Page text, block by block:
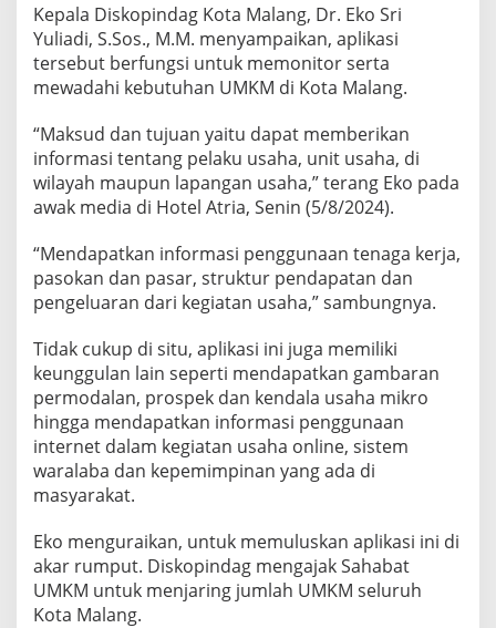
t
a
a
l
a
n
N
a
i
K
e
l
a
Kepala Diskopindag Kota Malang, Dr. Eko Sri
Yuliadi, S.Sos., M.M. menyampaikan, aplikasi
tersebut berfungsi untuk memonitor serta
mewadahi kebutuhan UMKM di Kota Malang.
“Maksud dan tujuan yaitu dapat memberikan
informasi tentang pelaku usaha, unit usaha, di
wilayah maupun lapangan usaha,” terang Eko pada
awak media di Hotel Atria, Senin (5/8/2024).
“Mendapatkan informasi penggunaan tenaga kerja,
pasokan dan pasar, struktur pendapatan dan
pengeluaran dari kegiatan usaha,” sambungnya.
Tidak cukup di situ, aplikasi ini juga memiliki
keunggulan lain seperti mendapatkan gambaran
permodalan, prospek dan kendala usaha mikro
hingga mendapatkan informasi penggunaan
internet dalam kegiatan usaha online, sistem
waralaba dan kepemimpinan yang ada di
masyarakat.
Eko menguraikan, untuk memuluskan aplikasi ini di
akar rumput. Diskopindag mengajak Sahabat
UMKM untuk menjaring jumlah UMKM seluruh
Kota Malang.